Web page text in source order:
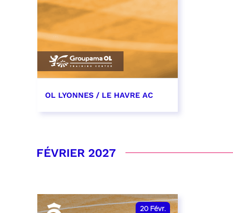
OL LYONNES / LE HAVRE AC
RÉSERVER
FÉVRIER 2027
20 Févr.